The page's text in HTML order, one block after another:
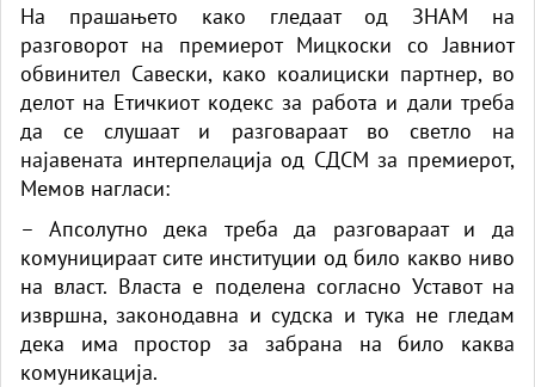
На прашањето како гледаат од ЗНАМ на
разговорот на премиерот Мицкоски со Јавниот
обвинител Савески, како коалициски партнер, во
делот на Етичкиот кодекс за работа и дали треба
да се слушаат и разговараат во светло на
најавената интерпелација од СДСМ за премиерот,
Мемов нагласи:
– Апсолутно дека треба да разговараат и да
комуницираат сите институции од било какво ниво
на власт. Власта е поделена согласно Уставот на
извршна, законодавна и судска и тука не гледам
дека има простор за забрана на било каква
комуникација.